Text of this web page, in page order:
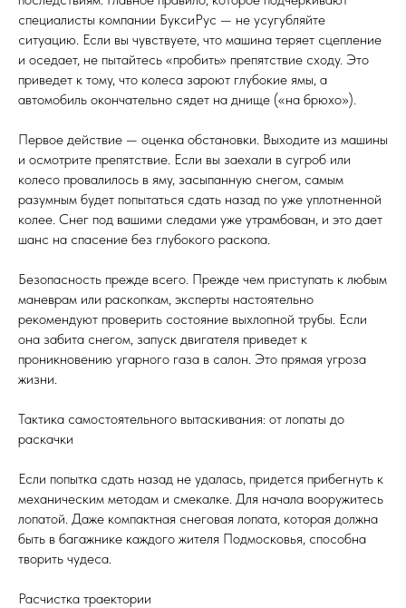
специалисты компании БуксиРус — не усугубляйте
ситуацию. Если вы чувствуете, что машина теряет сцепление
и оседает, не пытайтесь «пробить» препятствие сходу. Это
приведет к тому, что колеса зароют глубокие ямы, а
автомобиль окончательно сядет на днище («на брюхо»).
Первое действие — оценка обстановки. Выходите из машины
и осмотрите препятствие. Если вы заехали в сугроб или
колесо провалилось в яму, засыпанную снегом, самым
разумным будет попытаться сдать назад по уже уплотненной
колее. Снег под вашими следами уже утрамбован, и это дает
шанс на спасение без глубокого раскопа.
Безопасность прежде всего. Прежде чем приступать к любым
маневрам или раскопкам, эксперты настоятельно
рекомендуют проверить состояние выхлопной трубы. Если
она забита снегом, запуск двигателя приведет к
проникновению угарного газа в салон. Это прямая угроза
жизни.
Тактика самостоятельного вытаскивания: от лопаты до
раскачки
Если попытка сдать назад не удалась, придется прибегнуть к
механическим методам и смекалке. Для начала вооружитесь
лопатой. Даже компактная снеговая лопата, которая должна
быть в багажнике каждого жителя Подмосковья, способна
творить чудеса.
Расчистка траектории